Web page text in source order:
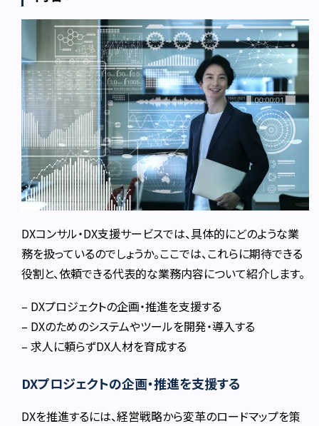
DXコンサル・DX支援サービスでは、具体的にどのような業
務を扱っているのでしょうか。ここでは、これらに期待できる
役割と、依頼できる代表的な業務内容について紹介します。
– DXプロジェクトの企画・推進を支援する
– DXのためのシステムやツールを開発・導入する
– 求人に頼らずDX人材を育成する
DXプロジェクトの企画・推進を支援する
DXを推進するには、経営戦略から変革のロードマップを策